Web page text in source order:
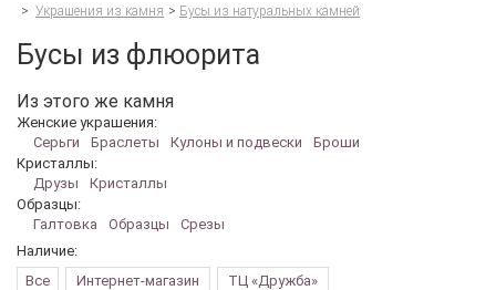
> Украшения из камня > Бусы из натуральных камней
Бусы из флюорита
Из этого же камня
Женские украшения:
Серьги
Браслеты Кулоны и подвески
Броши
Кристаллы:
Друзы
Кристаллы
Образцы:
Галтовка
Образцы
Срезы
Наличие:
Все
Интернет-магазин ТЦ «Дружба»